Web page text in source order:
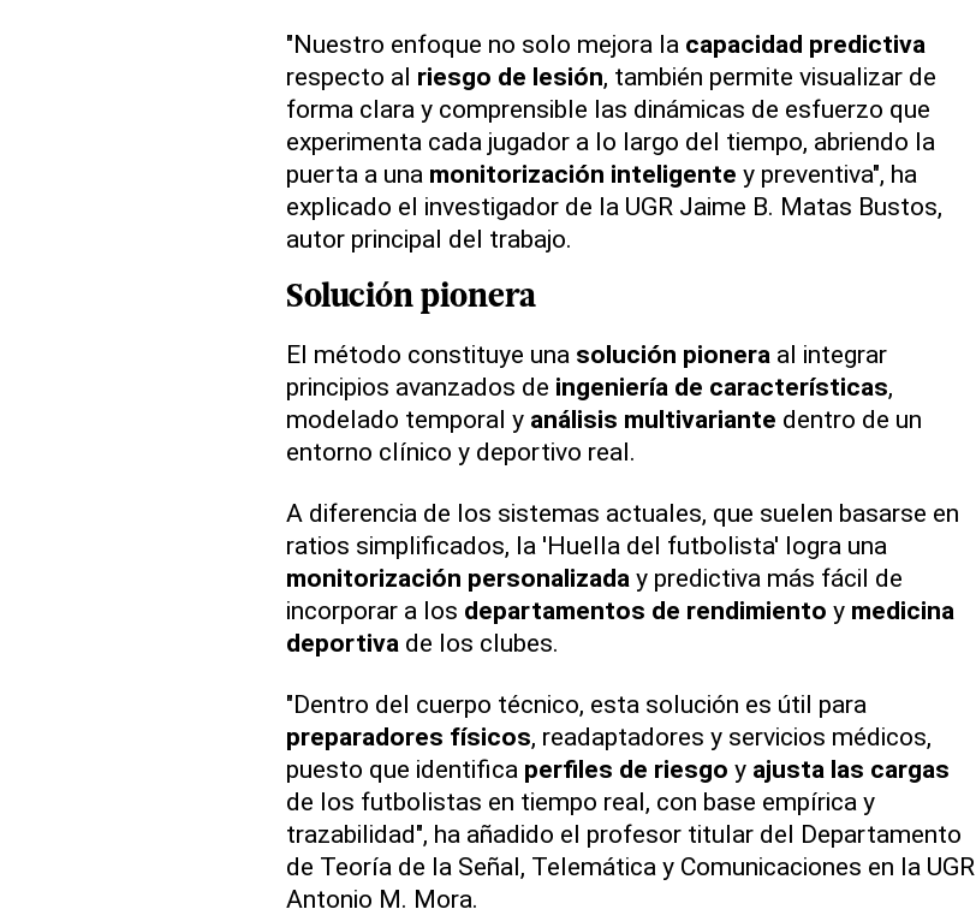
"Nuestro enfoque no solo mejora la capacidad predictiva
respecto al riesgo de lesión, también permite visualizar de
forma clara y comprensible las dinámicas de esfuerzo que
experimenta cada jugador a lo largo del tiempo, abriendo la
puerta a una monitorización inteligente y preventiva", ha
explicado el investigador de la UGR Jaime B. Matas Bustos,
autor principal del trabajo.
Solución pionera
El método constituye una solución pioneraal integrar
principios avanzados de ingeniería de características,
modelado temporal y análisis multivariante dentro de un
entorno clínico y deportivo real.
A diferencia de los sistemas actuales, que suelen basarse en
ratios simplificados, la 'Huella del futbolista' logra una
monitorización personalizaday predictiva más fácil de
incorporar a los departamentos de rendimiento y medicina
deportivade los clubes.
"Dentro del cuerpo técnico, esta solución es útil para
preparadores físicos, readaptadores y servicios médicos,
puesto que identifica perfiles de riesgo y ajusta las cargas
de los futbolistas en tiempo real, con base empírica y
trazabilidad", ha añadido el profesor titular del Departamento
de Teoría de la Señal, Telemática y Comunicaciones en la UGR
Antonio M. Mora.